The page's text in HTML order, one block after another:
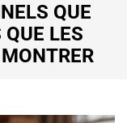
QUE
LES